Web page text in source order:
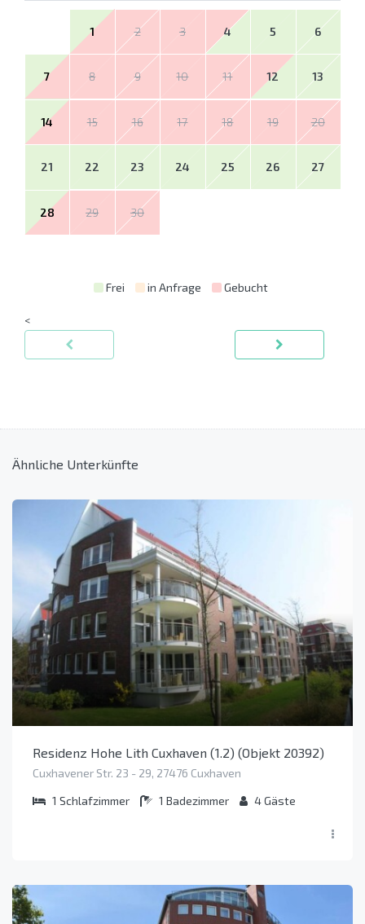
1 2 3 4 5 6
7 8 9 10 11 12 13
14 15 16 17 18 19 20
21 22 23 24 25 26 27
28 29 30
Frei in Anfrage Gebucht
<
Ähnliche Unterkünfte
Residenz Hohe Lith Cuxhaven (1.2) (Objekt 20392)
Cuxhavener Str. 23 - 29, 27476 Cuxhaven
1 Schlafzimmer 1 Badezimmer 4Gäste